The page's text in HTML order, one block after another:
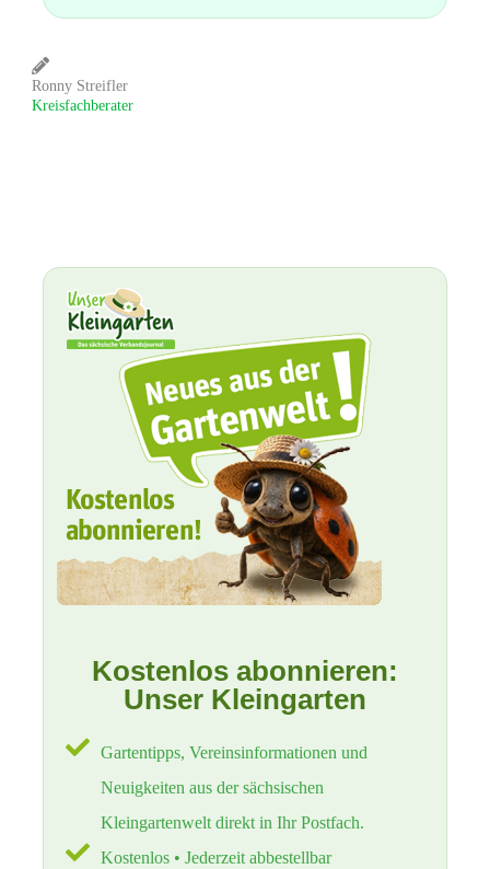
Ronny Streifler
Kreisfachberater
Kostenlos abonnieren:
Unser Kleingarten
Gartentipps, Vereinsinformationen und
Neuigkeiten aus der sächsischen
Kleingartenwelt direkt in Ihr Postfach.
Kostenlos • Jederzeit abbestellbar